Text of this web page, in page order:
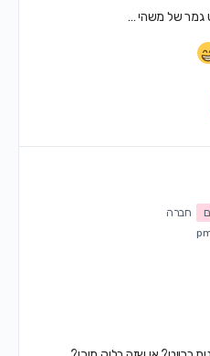
גמר של משהי …
חברה